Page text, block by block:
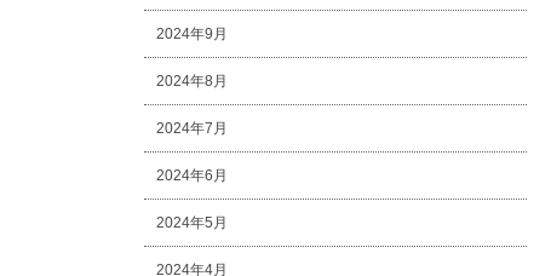
2024年9月
2024年8月
2024年7月
2024年6月
2024年5月
2024年4月